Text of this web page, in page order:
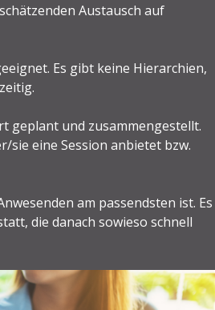
Austausch auf
Es gibt keine Hierarchien,
geplant und zusammengestellt.
sie eine Session anbietet bzw.
am passendsten ist. Es
die danach sowieso schnell